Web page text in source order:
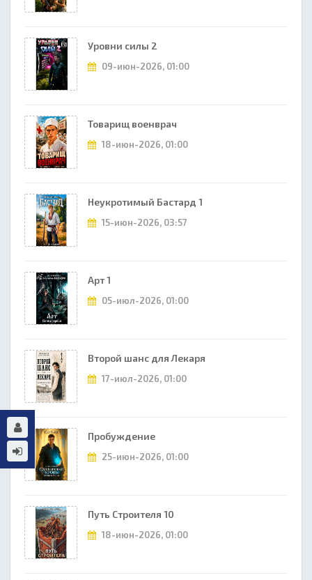
Уровни силы 2
09-июн-2026, 01:00
Товарищ военврач
18-июн-2026, 01:00
Неукротимый Бастард 1
15-июн-2026, 03:57
Арт 1
05-июл-2026, 01:00
Второй шанс для Лекаря
17-июл-2026, 01:00
Пробуждение
25-июн-2026, 01:00
Путь Строителя 10
18-июн-2026, 01:00